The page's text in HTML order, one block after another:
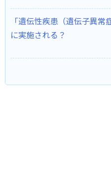
「遺伝性疾患（遺伝子異
に実施される？